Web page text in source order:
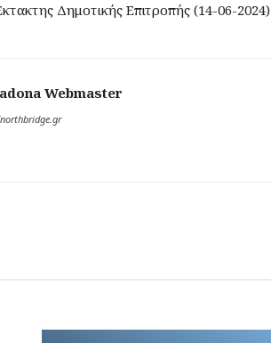
Δημοτικής Επιτροπής (14-06-2024)
Webmaster